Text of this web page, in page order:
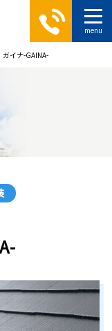
ガイナ-GAINA-